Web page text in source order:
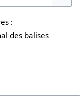
:
des balises